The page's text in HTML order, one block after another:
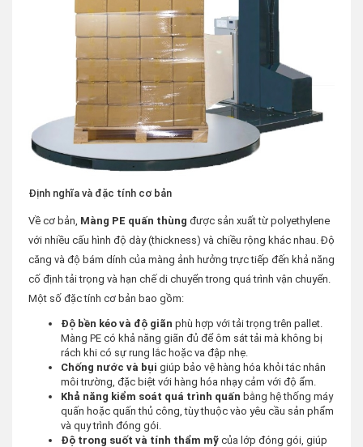
Định nghĩa và đặc tính cơ bản
Về cơ bản, Màng PE quấn thùng được sản xuất từ polyethylene
với nhiều cấu hình độ dày (thickness) và chiều rộng khác nhau. Độ
căng và độ bám dính của màng ảnh hưởng trực tiếp đến khả năng
cố định tải trọng và hạn chế di chuyển trong quá trình vận chuyển.
Một số đặc tính cơ bản bao gồm:
Độ bền kéo và độ giãn phù hợp với tải trọng trên pallet.
Màng PE có khả năng giãn đủ để ôm sát tải mà không bị
rách khi có sự rung lắc hoặc va đập nhẹ.
Chống nước và bụi giúp bảo vệ hàng hóa khỏi tác nhân
môi trường, đặc biệt với hàng hóa nhạy cảm với độ ẩm.
Khả năng kiểm soát quá trình quấn bằng hệ thống máy
quấn hoặc quấn thủ công, tùy thuộc vào yêu cầu sản phẩm
và quy trình đóng gói.
Độ trong suốt và tính thẩm mỹ của lớp đóng gói, giúp